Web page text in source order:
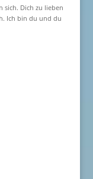
sich. Dich zu lieben
Ich bin du und du